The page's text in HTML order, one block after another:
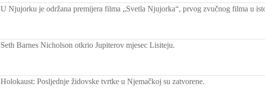
U Njujorku je održana premijera filma „Svetla Njujorka“, prvog zvučnog filma u
Seth Barnes Nicholson otkrio Jupiterov mjesec Lisiteju.
Holokaust: Posljednje židovske tvrtke u Njemačkoj su zatvorene.